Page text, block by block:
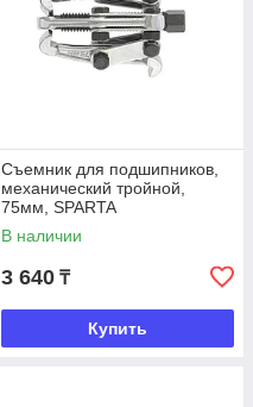
Съемник для подшипников,
механический тройной,
75мм, SPARTA
В наличии
3 640 ₸
Купить